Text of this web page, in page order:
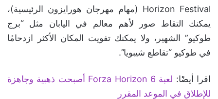
Horizon Festival (مهام مهرجان هورايزون الرئيسية)،
يمكنك التقاط صور لأهم معالم في اليابان مثل “برج
طوكيو” الشهير، ولا يمكنك تفويت المكان الأكثر ازدحامًا
في طوكيو “تقاطع شيبويا”.
اقرا أيضًا:
لعبة Forza Horizon 6 أصبحت ذهبية وجاهزة
للإطلاق في الموعد المقرر